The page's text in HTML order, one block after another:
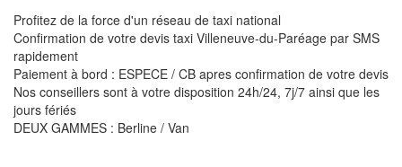
Profitez de la force d'un réseau de taxi national
Confirmation de votre devis taxi Villeneuve-du-Paréage par SMS
rapidement
Paiement à bord : ESPECE / CB apres confirmation de votre devis
Nos conseillers sont à votre disposition 24h/24, 7j/7 ainsi que les
jours fériés
DEUX GAMMES : Berline / Van